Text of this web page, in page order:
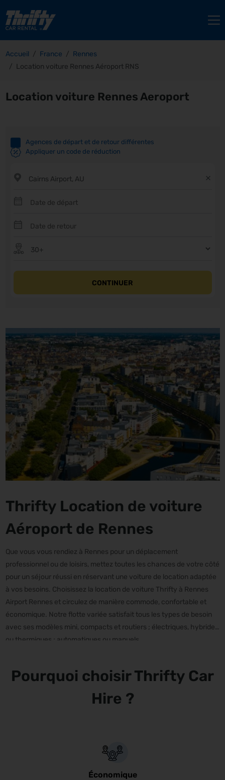
Accueil France
Rennes
Location voiture Rennes Aéroport RNS
Location voiture Rennes Aeroport
Agences de départ et de retour différentes
Appliquer un code de réduction
CONTINUER
Thrifty Location de voiture
Aéroport de Rennes
Que vous vous rendiez à Rennes pour un déplacement
professionnel ou de loisirs, mettez toutes les chances de votre côté
pour un séjour réussi en réservant une voiture de location adaptée
à vos besoins. Choisissez la location de voiture Thrifty à Rennes
Airport Rennes et circulez de manière commode, confortable et
économique. Notre flotte variée satisfait tous les types de besoin
avec ses modèles mini, compacts et routiers ; électriques, hybrides
ou thermiques ; automatiques ou manuels.
Pourquoi choisir Thrifty Car
Hire ?
Économique